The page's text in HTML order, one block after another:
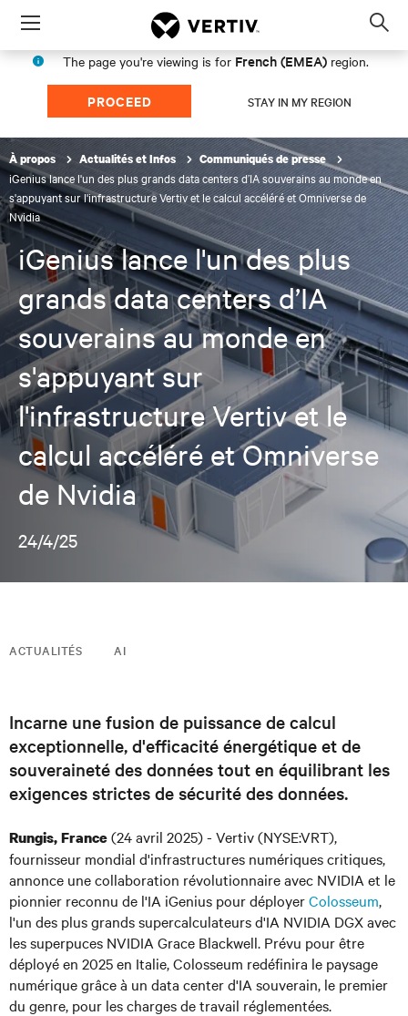
Menu
The page you're viewing is for French (EMEA) region.
PROCEED STAY IN MY REGION
À propos Actualités et Infos Communiqués de presse
iGenius lance l'un des plus grands data centers d’IA souverains au monde en
s'appuyant sur l'infrastructure Vertiv et le calcul accéléré et Omniverse de
Nvidia
iGenius lance l'un des plus
grands data centers d’IA
souverains au monde en
s'appuyant sur
l'infrastructure Vertiv et le
calcul accéléré et Omniverse
de Nvidia
24/4/25
ACTUALITÉS AI
Incarne une fusion de puissance de calcul
exceptionnelle, d'efficacité énergétique et de
souveraineté des données tout en équilibrant les
exigences strictes de sécurité des données.
Rungis, France(24 avril 2025) - Vertiv (NYSE:VRT),
fournisseur mondial d'infrastructures numériques critiques,
annonce une collaboration révolutionnaire avec NVIDIA et le
pionnier reconnu de l'IA iGenius pour déployerColosseum,
l'un des plus grands supercalculateurs d'IA NVIDIA DGX avec
les superpuces NVIDIA Grace Blackwell. Prévu pour être
déployé en 2025 en Italie, Colosseum redéfinira le paysage
numérique grâce à un data center d'IA souverain, le premier
du genre, pour les charges de travail réglementées.